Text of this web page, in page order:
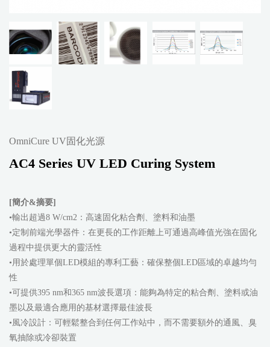
OmniCure UV固化光源
AC4 Series UV LED Curing System
[簡介&摘要]
•輸出超過8 W/cm2：高速固化粘合劑、塗料和油墨
•定制前端光學器件：在更長的工作距離上可通過高峰值光強在固化
過程中提供更大的靈活性
•用於處理單個LED模組的專利工藝：確保整個LED區域的卓越均勻
性
•可提供395 nm和365 nm波長選項：能夠為特定的粘合劑、塗料或油
墨以及最適合應用的基材選擇最佳波長
•風冷設計：可輕鬆整合到任何工作站中，而不需要額外的通風、臭
氧抽除或冷卻裝置